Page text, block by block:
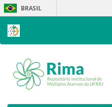
Skip
navigation
BRASIL